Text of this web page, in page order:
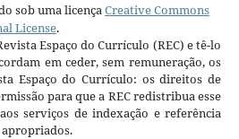
sob uma licençaCreative Commons
License.
Espaço do Currículo (REC) e tê-lo
em ceder, sem remuneração, os
Espaço do Currículo: os direitos de
para que a REC redistribua esse
serviços de indexação e referência